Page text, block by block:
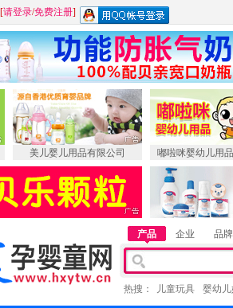
[请登录/免费注册]
美儿婴儿用品有限公司 嘟啦咪婴幼儿用
产品 企业 品牌
热搜： 儿童玩具 婴幼